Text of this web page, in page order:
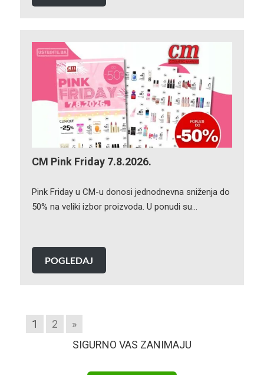
CM Pink Friday 7.8.2026.
Pink Friday u CM-u donosi jednodnevna sniženja do
50% na veliki izbor proizvoda. U ponudi su…
POGLEDAJ
1 2
»
SIGURNO VAS ZANIMAJU